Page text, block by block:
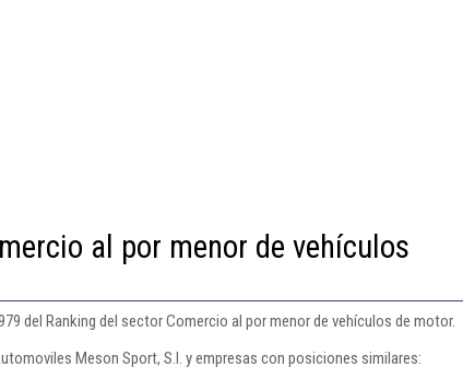
al por menor de vehículos
del Ranking del sector Comercio al por menor de vehículos de motor.
Meson Sport, S.l. y empresas con posiciones similares: